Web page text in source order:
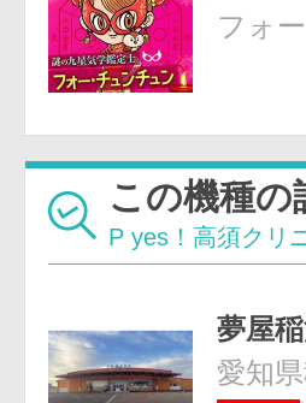
フォ
この機種の
P yes！高須クリ
夢屋
愛知